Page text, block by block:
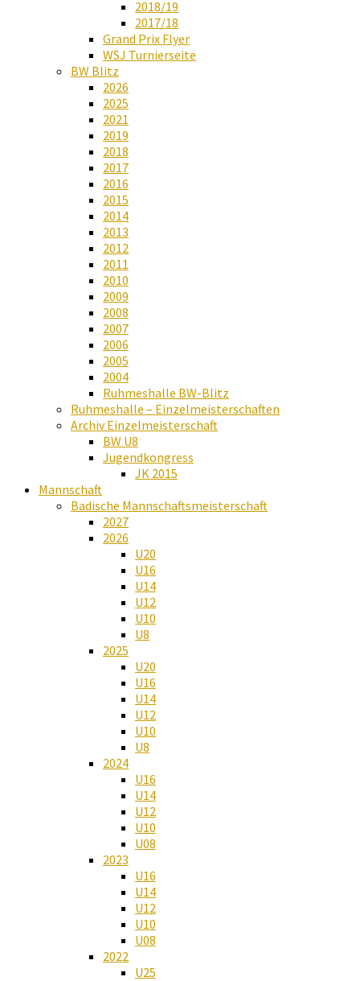
2018/19
2017/18
Grand Prix Flyer
WSJ Turnierseite
BW Blitz
2026
2025
2021
2019
2018
2017
2016
2015
2014
2013
2012
2011
2010
2009
2008
2007
2006
2005
2004
Ruhmeshalle BW-Blitz
Ruhmeshalle – Einzelmeisterschaften
Archiv Einzelmeisterschaft
BW U8
Jugendkongress
JK 2015
Mannschaft
Badische Mannschaftsmeisterschaft
2027
2026
U20
U16
U14
U12
U10
U8
2025
U20
U16
U14
U12
U10
U8
2024
U16
U14
U12
U10
U08
2023
U16
U14
U12
U10
U08
2022
U25